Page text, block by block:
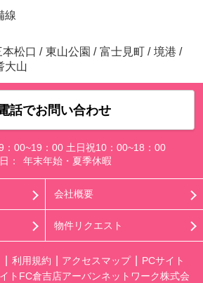
線
本松口 / 東山公園 / 富士見町 / 境港 /
大山
話でお問い合わせ
：00~19：00 土日祝10：00~18：00
：
年末年始・夏季休暇
会社概要
物件リクエスト
利用規約 アクセスマップ
PCサイト
トFC倉吉店アーバンネットワーク株式会